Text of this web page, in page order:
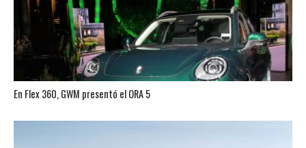
En Flex 360, GWM presentó el ORA 5